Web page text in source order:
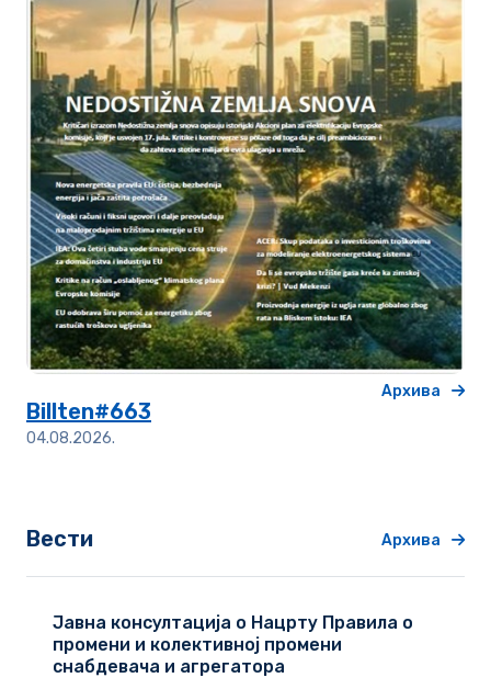
Billten#663
04.08.2026.
Архива
Вести Архива
Јавна консултација о Нацрту Правила о
промени и колективној промени
снабдевача и агрегатора